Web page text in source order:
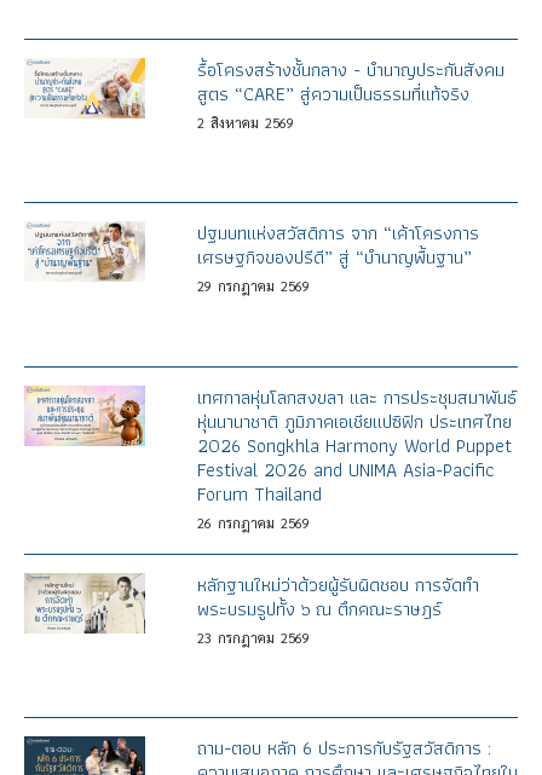
รื้อโครงสร้างชั้นกลาง - บำนาญประกันสังคม
สูตร “CARE” สู่ความเป็นธรรมที่แท้จริง
2 สิงหาคม 2569
ปฐมบทแห่งสวัสดิการ จาก “เค้าโครงการ
เศรษฐกิจของปรีดี” สู่ “บำนาญพื้นฐาน”
29 กรกฎาคม 2569
เทศกาลหุ่นโลกสงขลา และ การประชุมสมาพันธ์
หุ่นนานาชาติ ภูมิภาคเอเชียแปซิฟิก ประเทศไทย
2026 Songkhla Harmony World Puppet
Festival 2026 and UNIMA Asia-Pacific
Forum Thailand
26 กรกฎาคม 2569
หลักฐานใหม่ว่าด้วยผู้รับผิดชอบ การจัดทำ
พระบรมรูปทั้ง ๖ ณ ตึกคณะราษฎร์
23 กรกฎาคม 2569
ถาม-ตอบ หลัก 6 ประการกับรัฐสวัสดิการ :